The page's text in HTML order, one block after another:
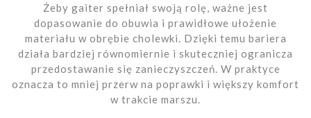
Żeby gaiter spełniał swoją rolę, ważne jest
dopasowanie do obuwia i prawidłowe ułożenie
materiału w obrębie cholewki. Dzięki temu bariera
działa bardziej równomiernie i skuteczniej ogranicza
przedostawanie się zanieczyszczeń. W praktyce
oznacza to mniej przerw na poprawki i większy komfort
w trakcie marszu.